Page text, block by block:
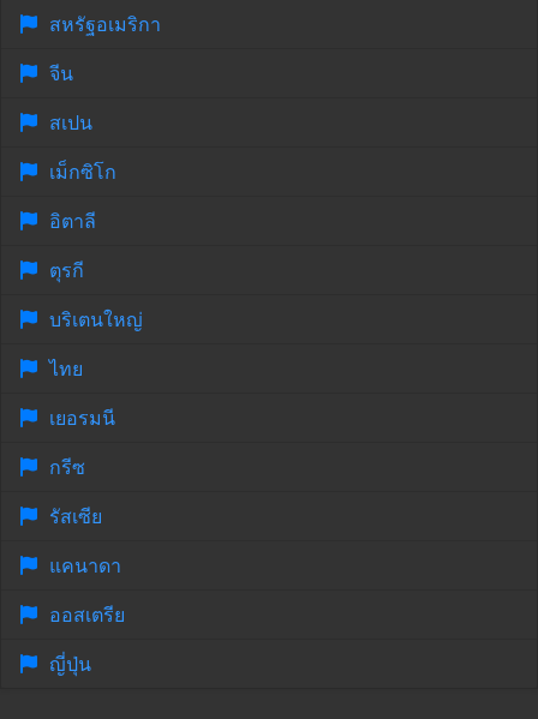
สหรัฐอเมริกา
จีน
สเปน
เม็กซิโก
อิตาลี
ตุรกี
บริเตนใหญ่
ไทย
เยอรมนี
กรีซ
รัสเซีย
แคนาดา
ออสเตรีย
ญี่ปุ่น